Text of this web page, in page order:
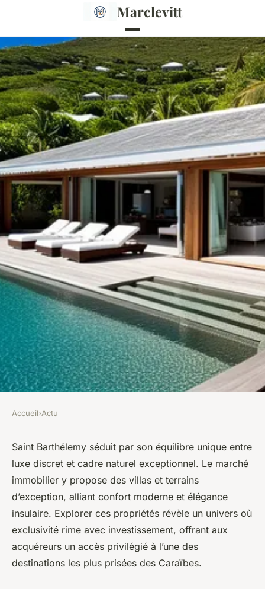
Marclevitt
Propriétés d'exception à
vendre à saint barth : zoom
sur le marché
Jeanne•26 mai 2025•4 min de lecture
Accueil›Actu
Saint Barthélemy séduit par son équilibre unique entre
luxe discret et cadre naturel exceptionnel. Le marché
immobilier y propose des villas et terrains
d’exception, alliant confort moderne et élégance
insulaire. Explorer ces propriétés révèle un univers où
exclusivité rime avec investissement, offrant aux
acquéreurs un accès privilégié à l’une des
destinations les plus prisées des Caraïbes.